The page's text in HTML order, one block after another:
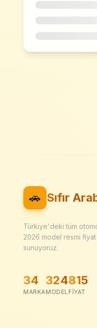
🚗 Sıfır
Türkiye'deki tüm
2026 model resmi
sunuyoruz.
34
MARKA
324
MODEL
815
FIYAT